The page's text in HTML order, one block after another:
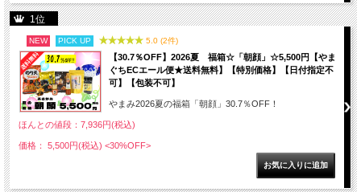
1位
NEW PICK UP 5.0 (2件)
【30.7％OFF】2026夏 福箱☆「朝顔」☆5,500円【やま
ぐちECエール便★送料無料】【特別価格】【日付指定不
可】【包装不可】
やまみ2026夏の福箱「朝顔」30.7％OFF！
ほんとの値段：7,936円(税込)
価格： 5,500円(税込) <30%OFF>